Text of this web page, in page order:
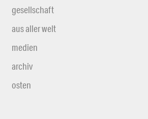
gesellschaft
aus aller welt
medien
archiv
osten